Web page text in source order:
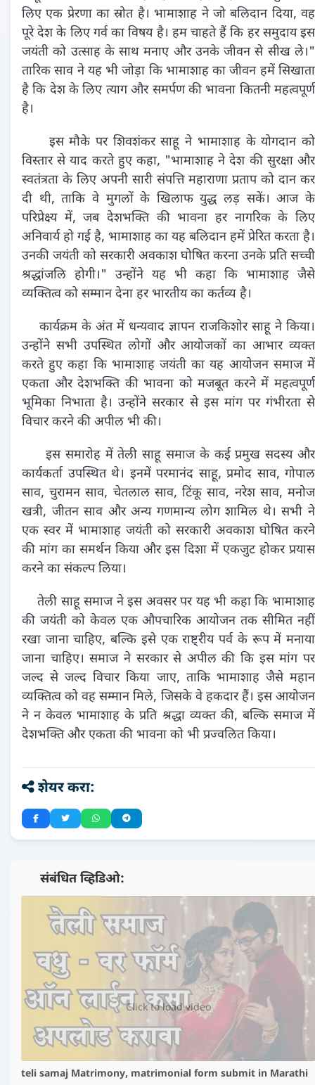
लिए एक प्रेरणा का स्रोत है। भामाशाह ने जो बलिदान दिया, वह
पूरे देश के लिए गर्व का विषय है। हम चाहते हैं कि हर समुदाय इस
जयंती को उत्साह के साथ मनाए और उनके जीवन से सीख ले।"
तारिक साव ने यह भी जोड़ा कि भामाशाह का जीवन हमें सिखाता
है कि देश के लिए त्याग और समर्पण की भावना कितनी महत्वपूर्ण
है।
इस मौके पर शिवशंकर साहू ने भामाशाह के योगदान को
विस्तार से याद करते हुए कहा, "भामाशाह ने देश की सुरक्षा और
स्वतंत्रता के लिए अपनी सारी संपत्ति महाराणा प्रताप को दान कर
दी थी, ताकि वे मुगलों के खिलाफ युद्ध लड़ सकें। आज के
परिप्रेक्ष्य में, जब देशभक्ति की भावना हर नागरिक के लिए
अनिवार्य हो गई है, भामाशाह का यह बलिदान हमें प्रेरित करता है।
उनकी जयंती को सरकारी अवकाश घोषित करना उनके प्रति सच्ची
श्रद्धांजलि होगी।" उन्होंने यह भी कहा कि भामाशाह जैसे
व्यक्तित्व को सम्मान देना हर भारतीय का कर्तव्य है।
कार्यक्रम के अंत में धन्यवाद ज्ञापन राजकिशोर साहू ने किया।
उन्होंने सभी उपस्थित लोगों और आयोजकों का आभार व्यक्त
करते हुए कहा कि भामाशाह जयंती का यह आयोजन समाज में
एकता और देशभक्ति की भावना को मजबूत करने में महत्वपूर्ण
भूमिका निभाता है। उन्होंने सरकार से इस मांग पर गंभीरता से
विचार करने की अपील भी की।
इस समारोह में तेली साहू समाज के कई प्रमुख सदस्य और
कार्यकर्ता उपस्थित थे। इनमें परमानंद साहू, प्रमोद साव, गोपाल
साव, चुरामन साव, चेतलाल साव, टिंकू साव, नरेश साव, मनोज
खत्री, जीतन साव और अन्य गणमान्य लोग शामिल थे। सभी ने
एक स्वर में भामाशाह जयंती को सरकारी अवकाश घोषित करने
की मांग का समर्थन किया और इस दिशा में एकजुट होकर प्रयास
करने का संकल्प लिया।
तेली साहू समाज ने इस अवसर पर यह भी कहा कि भामाशाह
की जयंती को केवल एक औपचारिक आयोजन तक सीमित नहीं
रखा जाना चाहिए, बल्कि इसे एक राष्ट्रीय पर्व के रूप में मनाया
जाना चाहिए। समाज ने सरकार से अपील की कि इस मांग पर
जल्द से जल्द विचार किया जाए, ताकि भामाशाह जैसे महान
व्यक्तित्व को वह सम्मान मिले, जिसके वे हकदार हैं। इस आयोजन
ने न केवल भामाशाह के प्रति श्रद्धा व्यक्त की, बल्कि समाज में
देशभक्ति और एकता की भावना को भी प्रज्वलित किया।
शेयर करा:
📺 संबंधित व्हिडिओ:
▶️
Click to load video
teli samaj Matrimony, matrimonial form submit in Marathi